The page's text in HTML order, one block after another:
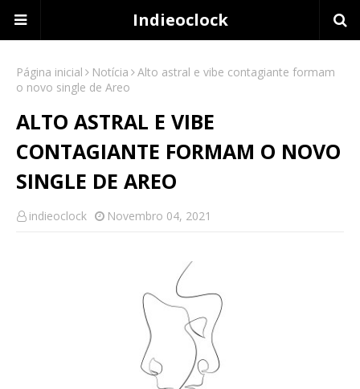
Indieoclock
Página inicial Notícia
Alto astral e vibe contagiante formam
o novo single de Areo
ALTO ASTRAL E VIBE
CONTAGIANTE FORMAM O NOVO
SINGLE DE AREO
indieoclock Novembro 04, 2021